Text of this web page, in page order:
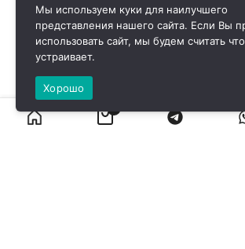
Мы используем куки для наилучшего
представления нашего сайта. Если Вы
использовать сайт, мы будем считать
устраивает.
Хорошо